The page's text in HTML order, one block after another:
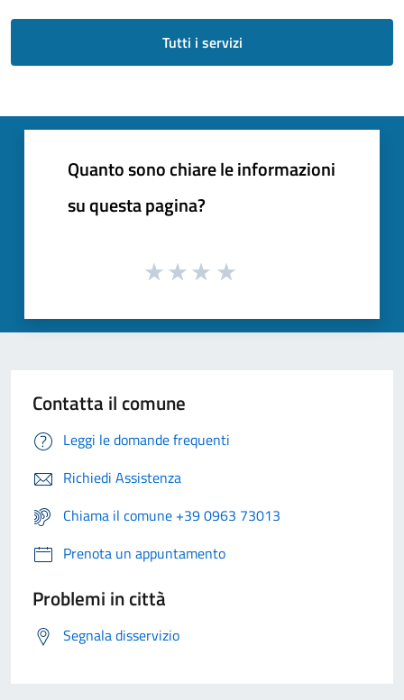
Tutti i servizi
Quanto sono chiare le informazioni
su questa pagina?
Contatta il comune
Leggi le domande frequenti
Richiedi Assistenza
Chiama il comune +39 0963 73013
Prenota un appuntamento
Problemi in città
Segnala disservizio